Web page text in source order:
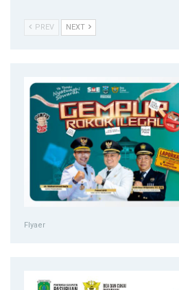
PREV NEXT
Flyaer